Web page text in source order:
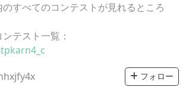
のすべてのコンテストが見れるところ
テスト一覧：
フォロー